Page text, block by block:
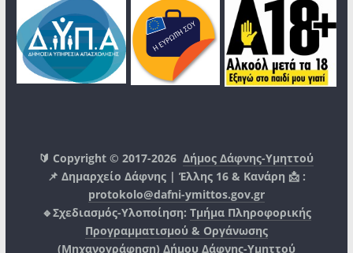
🔰 Copyright © 2017-2026Δήμος Δάφνης-Υμηττού
📌 Δημαρχείο Δάφνης | Έλλης 16 & Κανάρη 📩 :
protokolo@dafni-ymittos.gov.gr
🔹Σχεδιασμός-Υλοποίηση: Τμήμα Πληροφορικής
Προγραμματισμού & Οργάνωσης
(Μηχανογράφηση) Δήμου Δάφνης-Υμηττού